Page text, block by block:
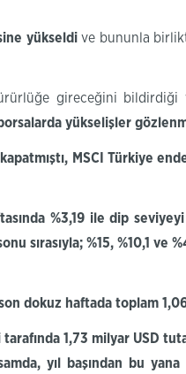
yükseldive bununla
gireceğini bildirdiği
yükselişler
MSCI Türkiye
%3,19 ile dip
sırasıyla; %15, %10,1 ve
dokuz haftada toplam
tarafında 1,73 milyar USD
yıl başından bu yana